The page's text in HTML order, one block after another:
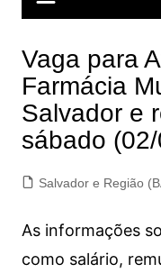
Vaga para
Farmácia
Salvador e
sábado
Salvador e Região
As informações
como salário,